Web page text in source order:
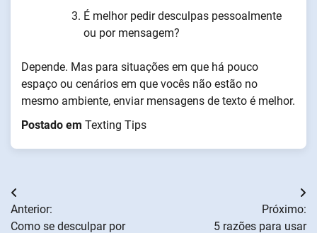
É melhor pedir desculpas pessoalmente
ou por mensagem?
Depende. Mas para situações em que há pouco
espaço ou cenários em que vocês não estão no
mesmo ambiente, enviar mensagens de texto é melhor.
Postado em Texting Tips
Navegação
de
Anterior:
Como se desculpar por
Próximo:
5 razões para usar